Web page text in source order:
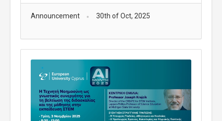
Announcement 30th of Oct, 2025